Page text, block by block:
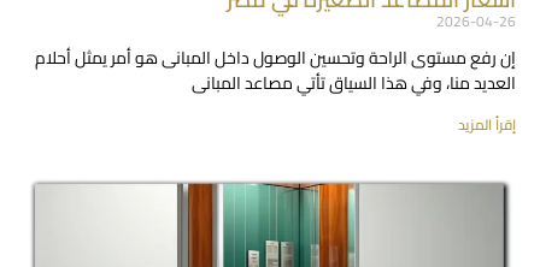
2026-04-26
إن رفع مستوى الراحة وتحسين الوصول داخل المبانى هو أمر يمثل أحلام
العديد منا، وفي هذا السياق تأتي مصاعد المبانى
إقرأ المزيد